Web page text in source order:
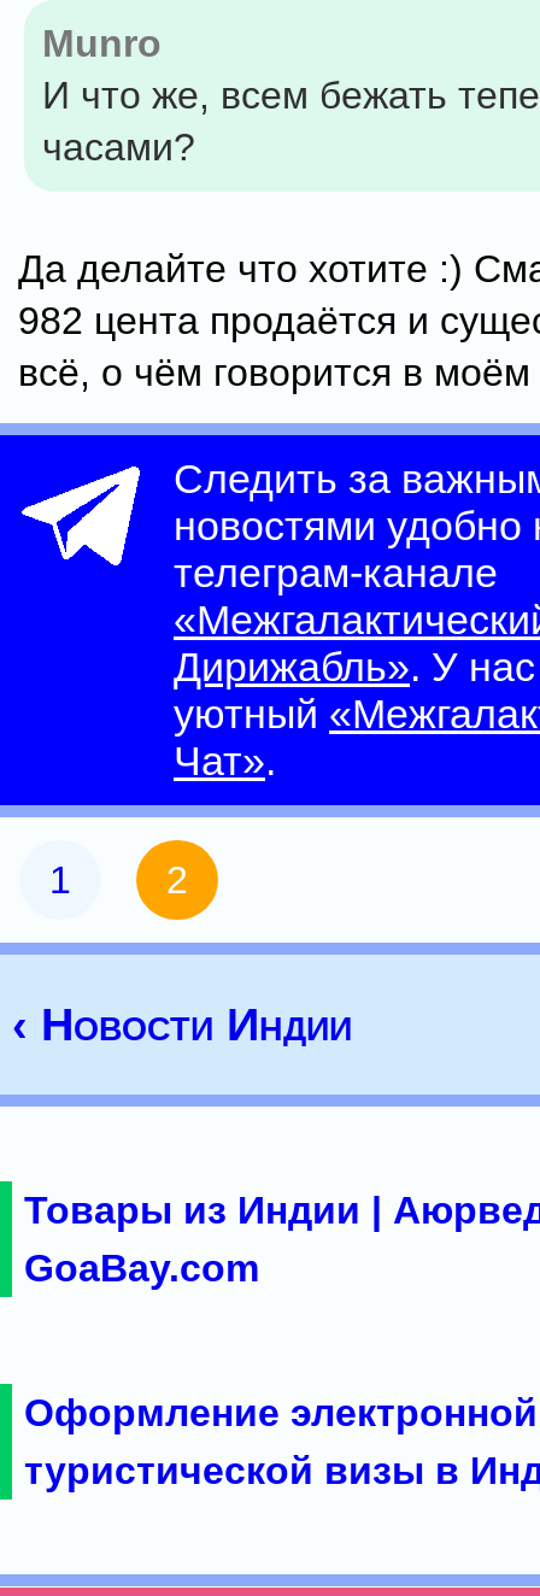
Munro
И что же, всем бежать
часами?
Да делайте что хотите :)
982 цента продаётся и
всё, о чём говорится в
Следить за
новостями
телеграм-канале
Дирижабль». У
уютный
Чат».
1 2
‹ Новости Индии
Товары из Индии |
GoaBay.com
Оформление электронной
туристической визы в